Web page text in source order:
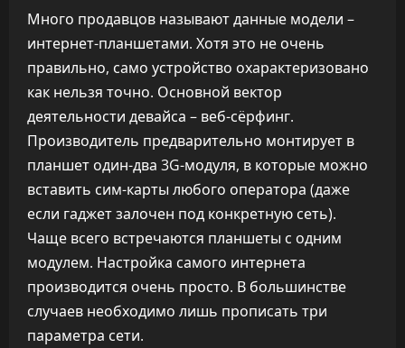
Много продавцов называют данные модели –
интернет-планшетами. Хотя это не очень
правильно, само устройство охарактеризовано
как нельзя точно. Основной вектор
деятельности девайса – веб-сёрфинг.
Производитель предварительно монтирует в
планшет один-два 3G-модуля, в которые можно
вставить сим-карты любого оператора (даже
если гаджет залочен под конкретную сеть).
Чаще всего встречаются планшеты с одним
модулем. Настройка самого интернета
производится очень просто. В большинстве
случаев необходимо лишь прописать три
параметра сети.